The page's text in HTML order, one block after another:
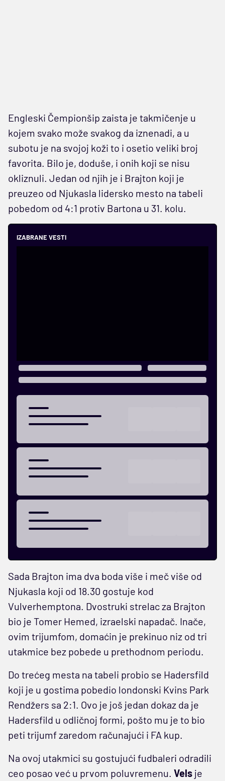
Engleski Čempionšip zaista je takmičenje u
kojem svako može svakog da iznenadi, a u
subotu je na svojoj koži to i osetio veliki broj
favorita. Bilo je, doduše, i onih koji se nisu
okliznuli. Jedan od njih je i Brajton koji je
preuzeo od Njukasla lidersko mesto na tabeli
pobedom od 4:1 protiv Bartona u 31. kolu.
IZABRANE VESTI
Sada Brajton ima dva boda više i meč više od
Njukasla koji od 18.30 gostuje kod
Vulverhemptona. Dvostruki strelac za Brajton
bio je Tomer Hemed, izraelski napadač. Inače,
ovim trijumfom, domaćin je prekinuo niz od tri
utakmice bez pobede u prethodnom periodu.
Do trećeg mesta na tabeli probio se Hadersfild
koji je u gostima pobedio londonski Kvins Park
Rendžers sa 2:1. Ovo je još jedan dokaz da je
Hadersfild u odličnoj formi, pošto mu je to bio
peti trijumf zaredom računajući i FA kup.
Na ovoj utakmici su gostujući fudbaleri odradili
ceo posao već u prvom poluvremenu. Vels je